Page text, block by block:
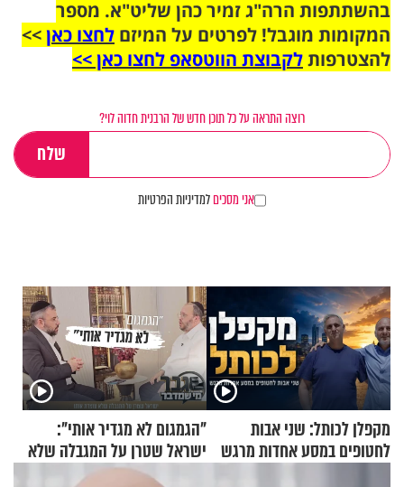
בהשתתפות הרה"ג זמיר כהן שליט"א. מספר
המקומות מוגבל! לפרטים על המיזם לחצו כאן>>
להצטרפותלקבוצת הווטסאפ לחצו כאן >>
רוצה התראה על כל תוכן חדש של הרבנית חדוה לוי?
אני מסכיםלמדיניות הפרטיות
מקפלן לכותל: שני אבות
לחטופים במסע אחדות מרגש
"הגמגום לא מגדיר אותי":
ישראל שטרן על המגבלה שלא
עוצרת אותו